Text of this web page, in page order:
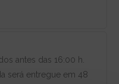
antes das 16:00 h.
será entregue em 48